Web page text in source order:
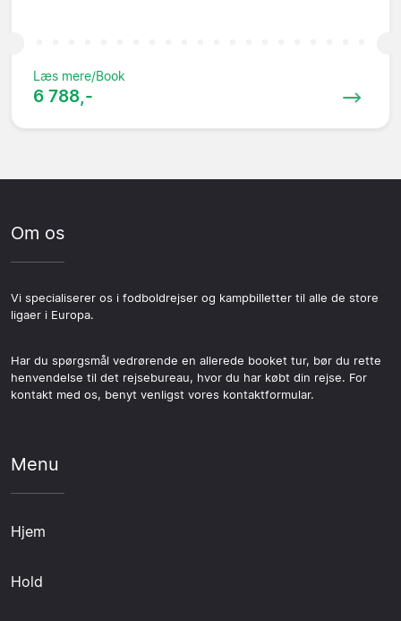
Læs mere/Book
6 788,-
Om os
Vi specialiserer os i fodboldrejser og kampbilletter til alle de store
ligaer i Europa.
Har du spørgsmål vedrørende en allerede booket tur, bør du rette
henvendelse til det rejsebureau, hvor du har købt din rejse. For
kontakt med os, benyt venligst vores kontaktformular.
Menu
Hjem
Hold